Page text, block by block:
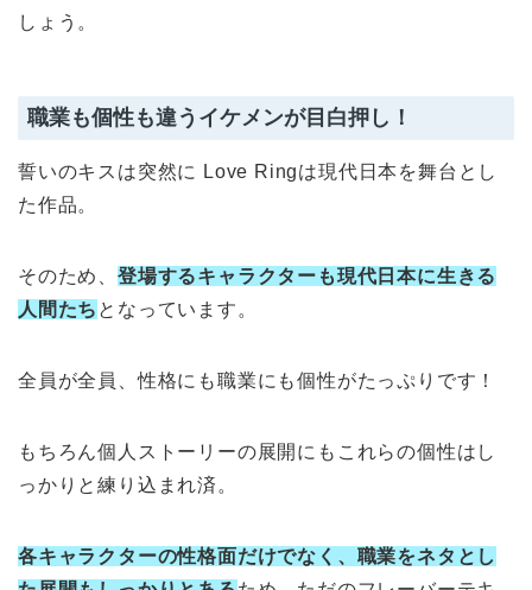
しょう。
職業も個性も違うイケメンが目白押し！
誓いのキスは突然に Love Ringは現代日本を舞台とし
た作品。
そのため、 登場するキャラクターも現代日本に生きる
人間たち となっています。
全員が全員、性格にも職業にも個性がたっぷりです！
もちろん個人ストーリーの展開にもこれらの個性はし
っかりと練り込まれ済。
各キャラクターの性格面だけでなく、職業をネタとし